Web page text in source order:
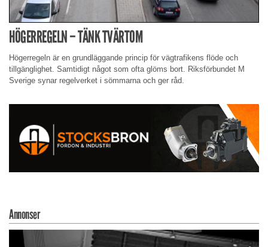
HÖGERREGELN – TÄNK TVÄRTOM
Högerregeln är en grundläggande princip för vägtrafikens flöde och
tillgänglighet. Samtidigt något som ofta glöms bort. Riksförbundet M
Sverige synar regelverket i sömmarna och ger råd.
Annonser